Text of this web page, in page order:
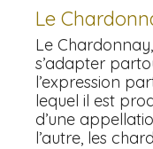
Le
Le
s’adapter
l’expression
lequel il est
d’une
l’autre, les